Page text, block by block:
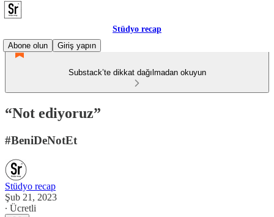
Stüdyo recap
Abone olun
Giriş yapın
Substack’te dikkat dağılmadan okuyun
“Not ediyoruz”
#BeniDeNotEt
Stüdyo recap
Şub 21, 2023
∙ Ücretli